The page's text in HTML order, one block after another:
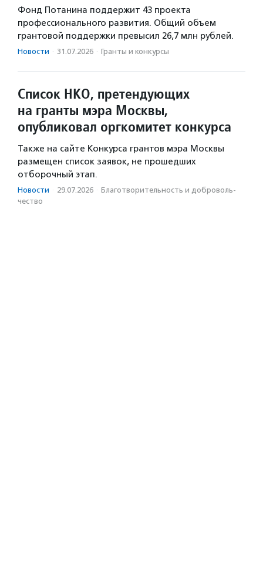
Фонд Потанина поддержит 43 проекта
профессионального развития. Общий объем
грантовой поддержки превысил 26,7 млн рублей.
Новости · 31.07.2026 · Гранты и конкурсы
Список НКО, претендующих
на гранты мэра Москвы,
опубликовал оргкомитет конкурса
Также на сайте Конкурса грантов мэра Москвы
размещен список заявок, не прошедших
отборочный этап.
Новости · 29.07.2026 · Благотвори­тель­ность и доброволь­
чест­во